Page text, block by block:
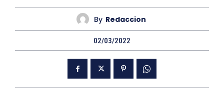
By Redaccion
02/03/2022